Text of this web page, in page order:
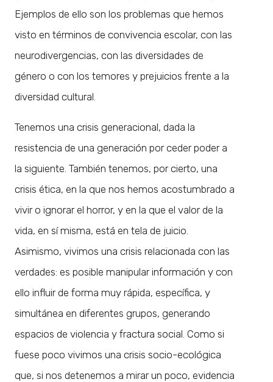
Ejemplos de ello son los problemas que hemos
visto en términos de convivencia escolar, con las
neurodivergencias, con las diversidades de
género o con los temores y prejuicios frente a la
diversidad cultural.
Tenemos una crisis generacional, dada la
resistencia de una generación por ceder poder a
la siguiente. También tenemos, por cierto, una
crisis ética, en la que nos hemos acostumbrado a
vivir o ignorar el horror, y en la que el valor de la
vida, en sí misma, está en tela de juicio.
Asimismo, vivimos una crisis relacionada con las
verdades: es posible manipular información y con
ello influir de forma muy rápida, específica, y
simultánea en diferentes grupos, generando
espacios de violencia y fractura social. Como si
fuese poco vivimos una crisis socio-ecológica
que, si nos detenemos a mirar un poco, evidencia